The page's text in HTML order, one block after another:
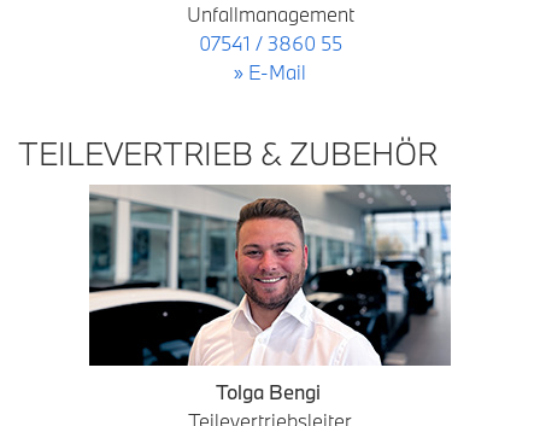
Unfallmanagement
07541 / 3860 55
» E-Mail
TEILEVERTRIEB & ZUBEHÖR
Tolga Bengi
Teilevertriebsleiter